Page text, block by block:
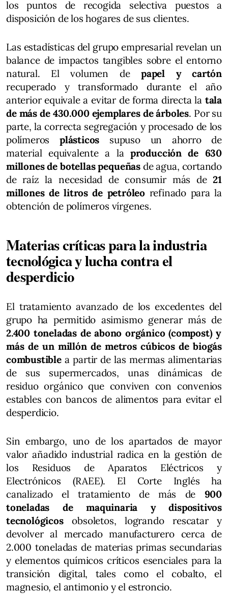
los puntos de recogida selectiva puestos a
disposición de los hogares de sus clientes.
Las estadísticas del grupo empresarial revelan un
balance de impactos tangibles sobre el entorno
natural. El volumen de papel y cartón
recuperado y transformado durante el año
anterior equivale a evitar de forma directa la tala
de más de 430.000 ejemplares de árboles. Por su
parte, la correcta segregación y procesado de los
polímeros plásticos supuso un ahorro de
material equivalente a la producción de 630
millones de botellas pequeñasde agua, cortando
de raíz la necesidad de consumir más de21
millones de litros de petróleo refinado para la
obtención de polímeros vírgenes.
Materias críticas para la industria
tecnológica y lucha contra el
desperdicio
El tratamiento avanzado de los excedentes del
grupo ha permitido asimismo generar más de
2.400 toneladas de abono orgánico (compost) y
más de un millón de metros cúbicos de biogás
combustiblea partir de las mermas alimentarias
de sus supermercados, unas dinámicas de
residuo orgánico que conviven con convenios
estables con bancos de alimentos para evitar el
desperdicio.
Sin embargo, uno de los apartados de mayor
valor añadido industrial radica en la gestión de
los Residuos de Aparatos Eléctricos y
Electrónicos (RAEE). El Corte Inglés ha
canalizado el tratamiento de más de 900
toneladas de maquinaria y dispositivos
tecnológicosobsoletos, logrando rescatar y
devolver al mercado manufacturero cerca de
2.000 toneladas de materias primas secundarias
y elementos químicos críticos esenciales para la
transición digital, tales como el cobalto, el
magnesio, el antimonio y el estroncio.